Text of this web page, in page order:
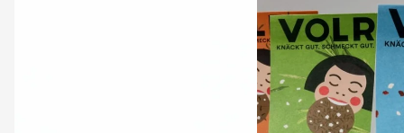
-
KÜMMEL